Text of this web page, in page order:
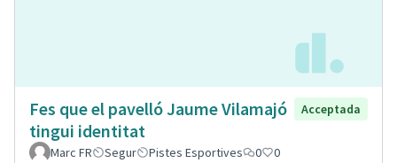
Fes que el pavelló Jaume Vilamajó
tingui identitat
Acceptada
Marc FR Segur Pistes Esportives 0 0